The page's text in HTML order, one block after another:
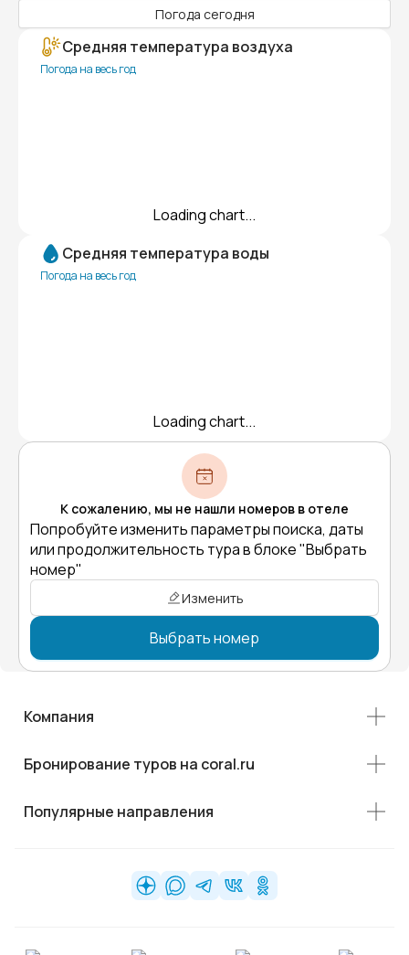
Погода сегодня
Средняя температура воздуха
Погода на весь год
Loading chart...
Средняя температура воды
Погода на весь год
Loading chart...
К сожалению, мы не нашли номеров в отеле
Попробуйте изменить параметры поиска, даты
или продолжительность тура в блоке "Выбрать
номер"
Изменить
Выбрать номер
Компания
Бронирование туров на coral.ru
Популярные направления